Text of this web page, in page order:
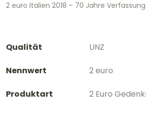
2 euro Italien 2018 – 70 Jahre Verfassung
Qualität UNZ
Nennwert 2 euro
Produktart 2 Euro